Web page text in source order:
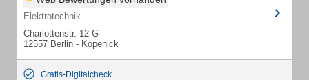
Elektrotechnik
Charlottenstr. 12 G
12557 Berlin - Köpenick
Gratis-Digitalcheck